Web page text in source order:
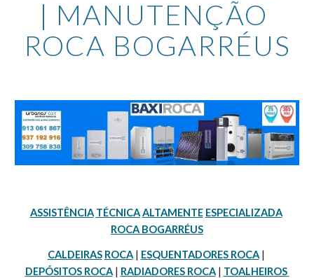
| MANUTENÇÃO
ROCA BOGARRÉUS
ASSISTÊNCIA TÉCNICA ALTAMENTE ESPECIALIZADA
ROCA BOGARRÉUS
CALDEIRAS ROCA | ESQUENTADORES ROCA
DEPÓSITOS ROCA | RADIADORES ROCA | TOALHEIROS